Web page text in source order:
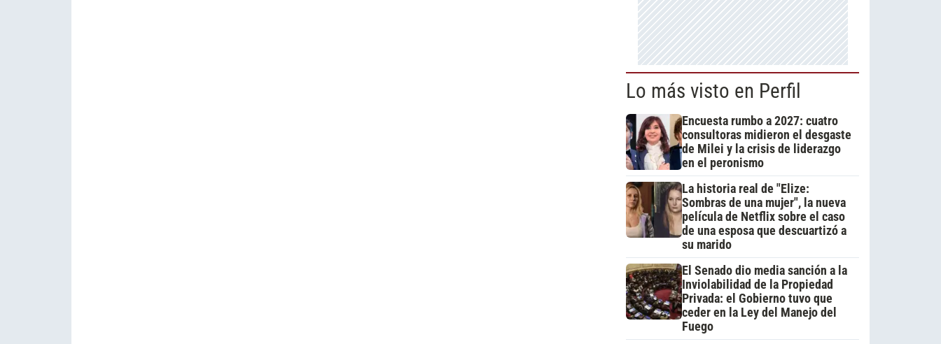
Lo más visto en Perfil
Encuesta rumbo a 2027: cuatro
consultoras midieron el desgaste
de Milei y la crisis de liderazgo
en el peronismo
La historia real de "Elize:
Sombras de una mujer", la nueva
película de Netflix sobre el caso
de una esposa que descuartizó a
su marido
El Senado dio media sanción a la
Inviolabilidad de la Propiedad
Privada: el Gobierno tuvo que
ceder en la Ley del Manejo del
Fuego